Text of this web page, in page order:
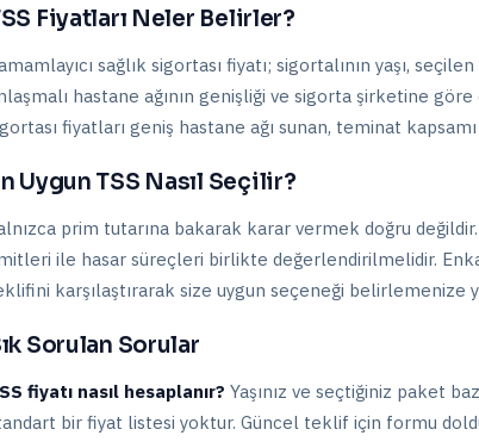
Fiyatları Neler Belirler?
sağlık sigortası fiyatı; sigortalının yaşı,
hastane ağının genişliği ve sigorta şirketine
fiyatları geniş hastane ağı sunan, teminat
Uygun TSS Nasıl Seçilir?
prim tutarına bakarak karar vermek doğru
ile hasar süreçleri birlikte değerlendirilmelidir.
karşılaştırarak size uygun seçeneği belirlemenize
Sorulan Sorular
fiyatı nasıl hesaplanır? Yaşınız ve seçtiğiniz paket
bir fiyat listesi yoktur. Güncel teklif için formu